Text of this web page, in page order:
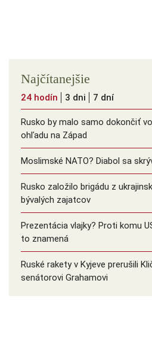
Najčítanejšie
24 hodín 3 dni 7 dní
Rusko by malo samo dokončiť
ohľadu na Západ
Moslimské NATO? Diabol sa
Rusko založilo brigádu z
bývalých zajatcov
Prezentácia vlajky? Proti komu
to znamená
Ruské rakety v Kyjeve prerušili
senátorovi Grahamovi